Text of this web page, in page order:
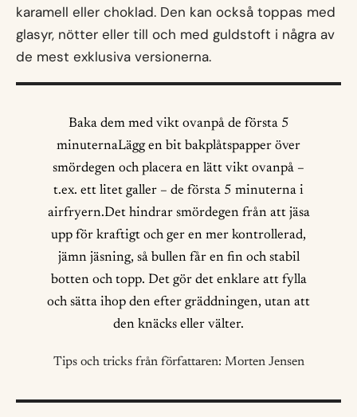
karamell eller choklad. Den kan också toppas med
glasyr, nötter eller till och med guldstoft i några av
de mest exklusiva versionerna.
Baka dem med vikt ovanpå de första 5
minuternaLägg en bit bakplåtspapper över
smördegen och placera en lätt vikt ovanpå –
t.ex. ett litet galler – de första 5 minuterna i
airfryern.Det hindrar smördegen från att jäsa
upp för kraftigt och ger en mer kontrollerad,
jämn jäsning, så bullen får en fin och stabil
botten och topp. Det gör det enklare att fylla
och sätta ihop den efter gräddningen, utan att
den knäcks eller välter.
Tips och tricks från författaren: Morten Jensen